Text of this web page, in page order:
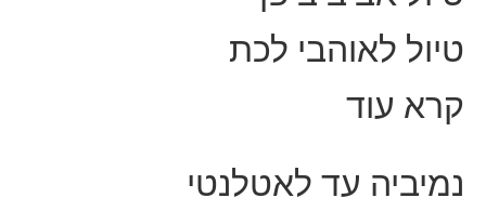
טיול לאוהבי לכת
קרא עוד
נמיביה עד לאטלנטי